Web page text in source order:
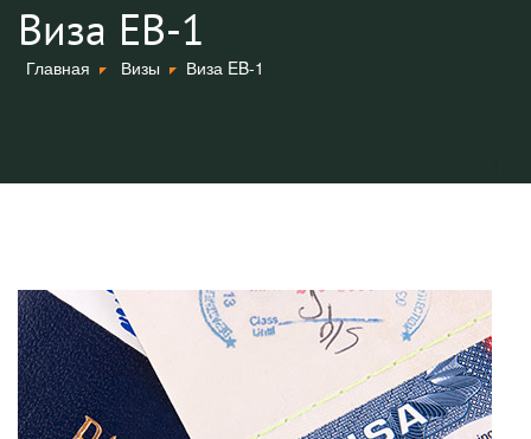
Виза EB-1
Главная Визы Виза EB-1